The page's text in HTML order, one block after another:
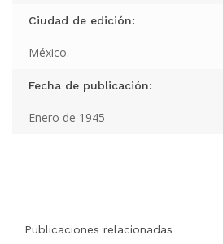
Ciudad de edición:
México.
Fecha de publicación:
Enero de 1945
Publicaciones relacionadas